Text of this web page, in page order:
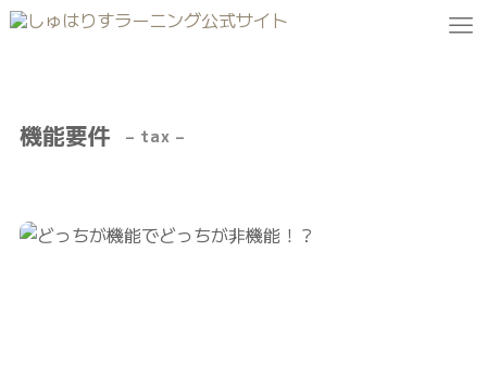
機能要件 – tax –